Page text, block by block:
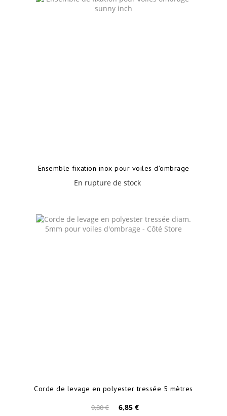
Ensemble fixation inox pour voiles d'ombrage
En rupture de stock
Corde de levage en polyester tressée 5 mètres
9,80 € 6,85 €